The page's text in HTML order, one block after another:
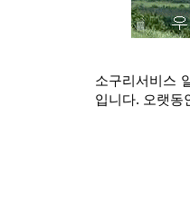
소구리서비스
입니다. 오랫동